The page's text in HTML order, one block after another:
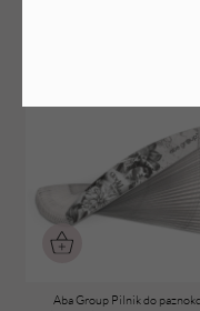
Aba Group Pilnik do